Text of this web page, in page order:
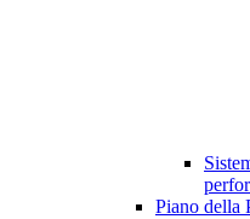
Piano della